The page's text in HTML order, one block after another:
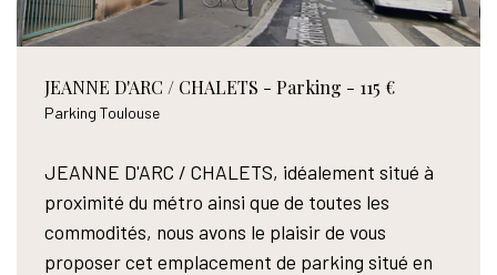
JEANNE D'ARC / CHALETS - Parking - 115 €
Parking Toulouse
JEANNE D'ARC / CHALETS, idéalement situé à
proximité du métro ainsi que de toutes les
commodités, nous avons le plaisir de vous
proposer cet emplacement de parking situé en